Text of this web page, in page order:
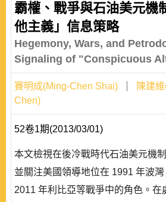
霸權、戰爭與石油美元機
他主義」信息策略
Hegemony, Wars, and
Signaling of "Conspicuous
賽明成(Ming-Chen Shai)
陳建
Chen)
52卷1期(2013/03/01)
本文檢視在後冷戰時代石油美元機
並關注美國領導地位在 1991 年波
2011 年利比亞等戰爭中的角色。在